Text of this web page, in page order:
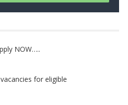
NOW…..
for eligible